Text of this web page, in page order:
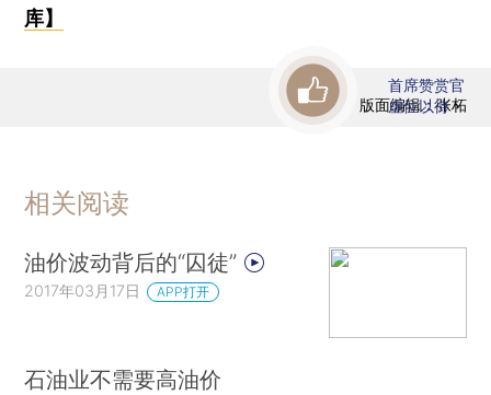
库】
版面编辑：张柘
首席赞赏官
虚位以待
相关阅读
油价波动背后的“囚徒”
2017年03月17日 APP打开
石油业不需要高油价